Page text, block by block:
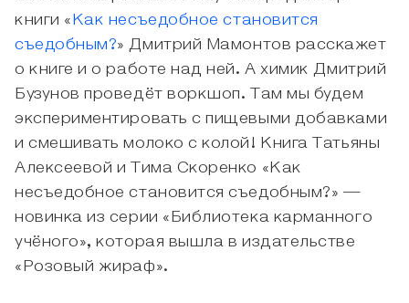
книги « Как несъедобное становится
съедобным?» Дмитрий Мамонтов расскажет
о книге и о работе над ней. А химик Дмитрий
Бузунов проведёт воркшоп. Там мы будем
экспериментировать с пищевыми добавками
и смешивать молоко с колой! Книга Татьяны
Алексеевой и Тима Скоренко «Как
несъедобное становится съедобным?» —
новинка из серии «Библиотека карманного
учёного», которая вышла в издательстве
«Розовый жираф».